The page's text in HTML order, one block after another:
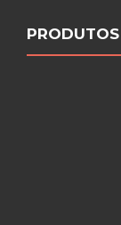
PRODUTOS